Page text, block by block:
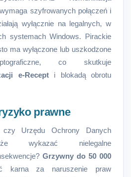
szyfrowanych połączeń i
wyłącznie na legalnych, w
systemach Windows. Pirackie
ma wyłączone lub uszkodzone
co skutkuje
e-Recepti blokadą obrotu
prawne
Urzędu Ochrony Danych
wykazać nielegalne
Grzywny do 50 000
karna za naruszenie praw